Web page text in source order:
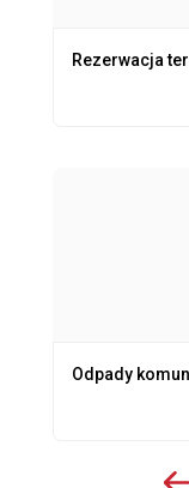
Rezerwacja
Odpady